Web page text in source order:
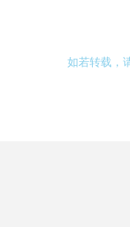
如若转载，